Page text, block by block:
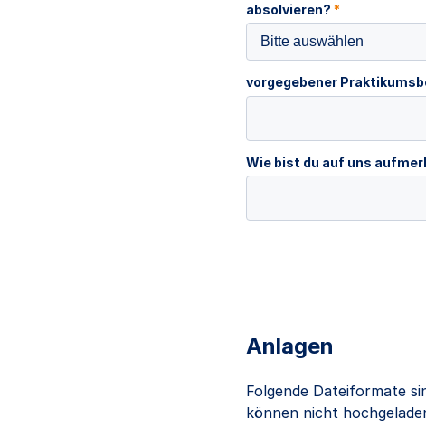
absolvieren? *
Bitte auswählen
vorgegebener
Wie bist du auf uns
Anlagen
Folgende Dateiformate
können nicht